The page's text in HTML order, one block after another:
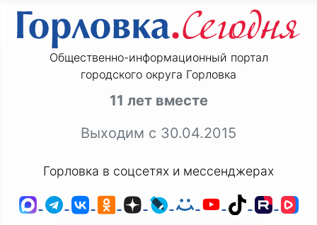
Общественно-информационный портал
городского округа Горловка
11 лет вместе
Выходим с 30.04.2015
Горловка в соцсетях и мессенджерах
MAXTelegram
ВКонтакте
Одноклассники
ДзенLiveJournal
Мой Мир
YouTube
TikTok